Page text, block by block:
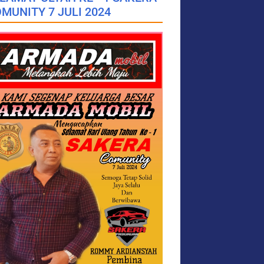
7 JULI 2024